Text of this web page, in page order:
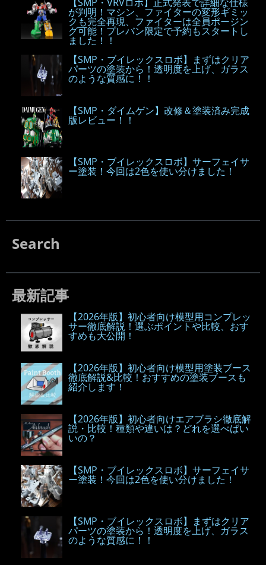
が判明！マシン、ファイターの変形ギミッ
クも完全再現、ファイターは全員ポージン
グ可能！プレバン限定で予約もスタートし
ました！！
【SMP・ブイレックスロボ】まずはクリア
パーツの塗装から！透明度を上げ、ガラス
のような質感に！！
【SMP・ダイムゲン】改修＆塗装済み完成
版レビュー！！
【SMP・ブイレックスロボ】サーフェイサ
ー塗装！今回は2色を使い分けました！
Search
最新記事
【2026年版】初心者向け模型用コンプレッ
サー徹底解説！選ぶポイントや比較、おす
すめも大公開！
【2026年版】初心者向け模型用塗装ブース
徹底解説&比較！おすすめの塗装ブースも
紹介します！
【2026年版】初心者向けエアブラシ徹底解
説・比較！種類や違いは？どれを選べばい
いの？
【SMP・ブイレックスロボ】サーフェイサ
ー塗装！今回は2色を使い分けました！
【SMP・ブイレックスロボ】まずはクリア
パーツの塗装から！透明度を上げ、ガラス
のような質感に！！